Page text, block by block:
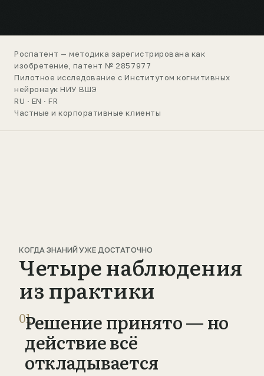
Роспатент — методика зарегистрирована как
изобретение, патент № 2857977
Пилотное исследование с Институтом когнитивных
нейронаук НИУ ВШЭ
RU · EN · FR
Частные и корпоративные клиенты
КОГДА ЗНАНИЙ УЖЕ ДОСТАТОЧНО
Четыре наблюдения
из практики
01Решение принято — но
действие всё
откладывается